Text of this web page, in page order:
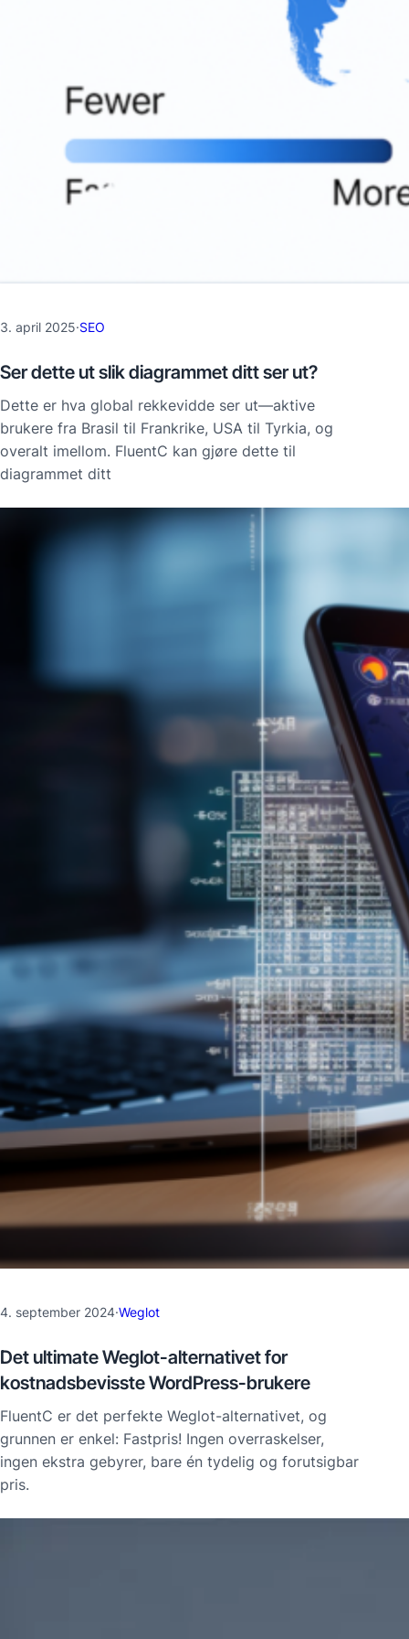
3. april 2025·SEO
Ser dette ut slik diagrammet ditt ser ut?
Dette er hva global rekkevidde ser ut—aktive
brukere fra Brasil til Frankrike, USA til Tyrkia, og
overalt imellom. FluentC kan gjøre dette til
diagrammet ditt
4. september 2024·Weglot
Det ultimate Weglot-alternativet for
kostnadsbevisste WordPress-brukere
FluentC er det perfekte Weglot-alternativet, og
grunnen er enkel: Fastpris! Ingen overraskelser,
ingen ekstra gebyrer, bare én tydelig og forutsigbar
pris.